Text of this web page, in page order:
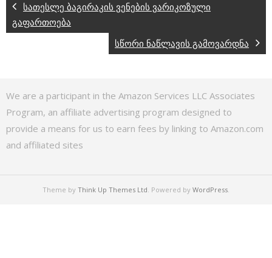
სათესლე ბაგირაკის ვენების ვარიკოზული
გაფართოება
სწორი ნაწლავის გამოვარდნა
We are a participant in the Amazon Services LLC Associates
Program, an affiliate advertising program designed to
provide a means for us to earn fees by linking to Amazon.com
and affiliated sites
Theme by Think Up Themes Ltd. Powered by WordPress.